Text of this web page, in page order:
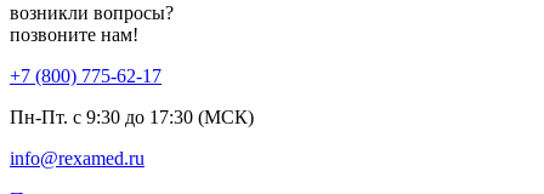
возникли вопросы?
позвоните нам!
+7 (800) 775-62-17
Пн-Пт. с 9:30 до 17:30 (МСК)
info@rexamed.ru